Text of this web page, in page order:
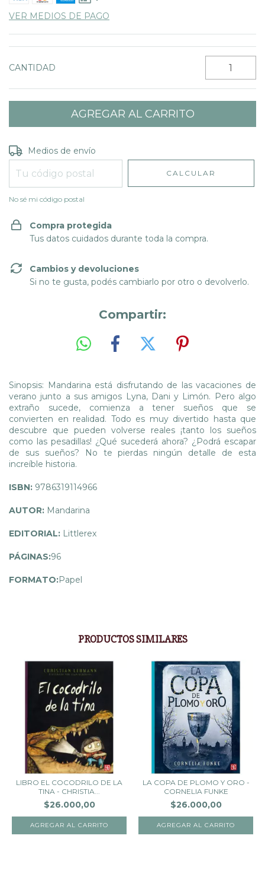
VER MEDIOS DE PAGO
CANTIDAD
Entregas para el CP:
Medios de envío
CALCULAR
No sé mi código postal
Compra protegida
Tus datos cuidados durante toda la compra.
Cambios y devoluciones
Si no te gusta, podés cambiarlo por otro o devolverlo.
Compartir:
Sinopsis: Mandarina está disfrutando de las vacaciones de
verano junto a sus amigos Lyna, Dani y Limón. Pero algo
extraño sucede, comienza a tener sueños que se
convierten en realidad. Todo es muy divertido hasta que
descubre que pueden volverse reales ¡tanto los sueños
como las pesadillas! ¿Qué sucederá ahora? ¿Podrá escapar
de sus sueños? No te pierdas ningún detalle de esta
increíble historia.
ISBN: 9786319114966
AUTOR: Mandarina
EDITORIAL: Littlerex
PÁGINAS:96
FORMATO:Papel
PRODUCTOS SIMILARES
LIBRO EL COCODRILO DE LA
TINA - CHRISTIA...
$26.000,00
LA COPA DE PLOMO Y ORO -
CORNELIA FUNKE
$26.000,00